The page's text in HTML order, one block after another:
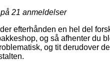
21 anmeldelser
efterhånden en hel del
og så afhenter du
og tit derudover